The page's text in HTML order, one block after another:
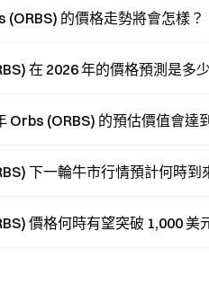
(ORBS) 的價格走勢將會怎樣？
在 2026 年的價格預測是多
Orbs (ORBS) 的預估價值會達
下一輪牛市行情預計何時到
價格何時有望突破 1,000 美